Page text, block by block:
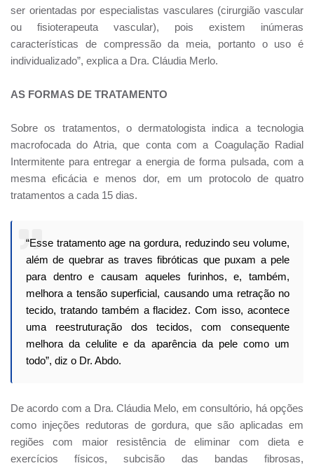
ser orientadas por especialistas vasculares (cirurgião vascular
ou fisioterapeuta vascular), pois existem inúmeras
características de compressão da meia, portanto o uso é
individualizado”, explica a Dra. Cláudia Merlo.
AS FORMAS DE TRATAMENTO
Sobre os tratamentos, o dermatologista indica a tecnologia
macrofocada do Atria, que conta com a Coagulação Radial
Intermitente para entregar a energia de forma pulsada, com a
mesma eficácia e menos dor, em um protocolo de quatro
tratamentos a cada 15 dias.
“Esse tratamento age na gordura, reduzindo seu volume,
além de quebrar as traves fibróticas que puxam a pele
para dentro e causam aqueles furinhos, e, também,
melhora a tensão superficial, causando uma retração no
tecido, tratando também a flacidez. Com isso, acontece
uma reestruturação dos tecidos, com consequente
melhora da celulite e da aparência da pele como um
todo”, diz o Dr. Abdo.
De acordo com a Dra. Cláudia Melo, em consultório, há opções
como injeções redutoras de gordura, que são aplicadas em
regiões com maior resistência de eliminar com dieta e
exercícios físicos, subcisão das bandas fibrosas,